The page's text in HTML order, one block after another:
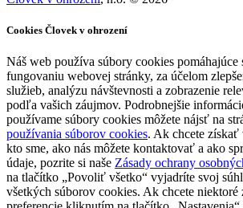
Cookies Človek v ohrození
Náš web používa súbory cookies pomáhajúce
fungovaniu webovej stránky, za účelom
služieb, analýzu návštevnosti a zobrazenie
podľa vašich záujmov. Podrobnejšie
používame súbory cookies môžete nájsť na
používania súborov cookies. Ak chcete
kto sme, ako nás môžete kontaktovať a ako
údaje, pozrite si naše Zásady ochrany
na tlačítko „Povoliť všetko“ vyjadríte svoj
všetkých súborov cookies. Ak chcete